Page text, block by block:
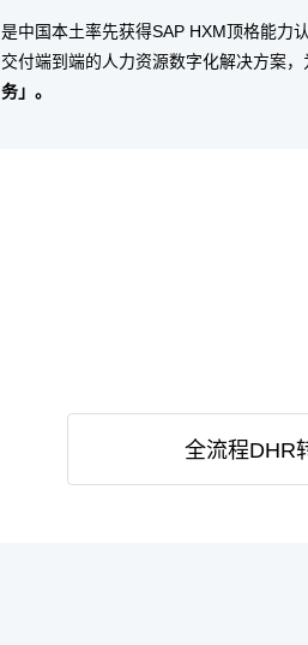
是中国本土率先获得SAP HXM顶格能力
交付端到端的人力资源数字化解决方案，
务」。
全流程DHR